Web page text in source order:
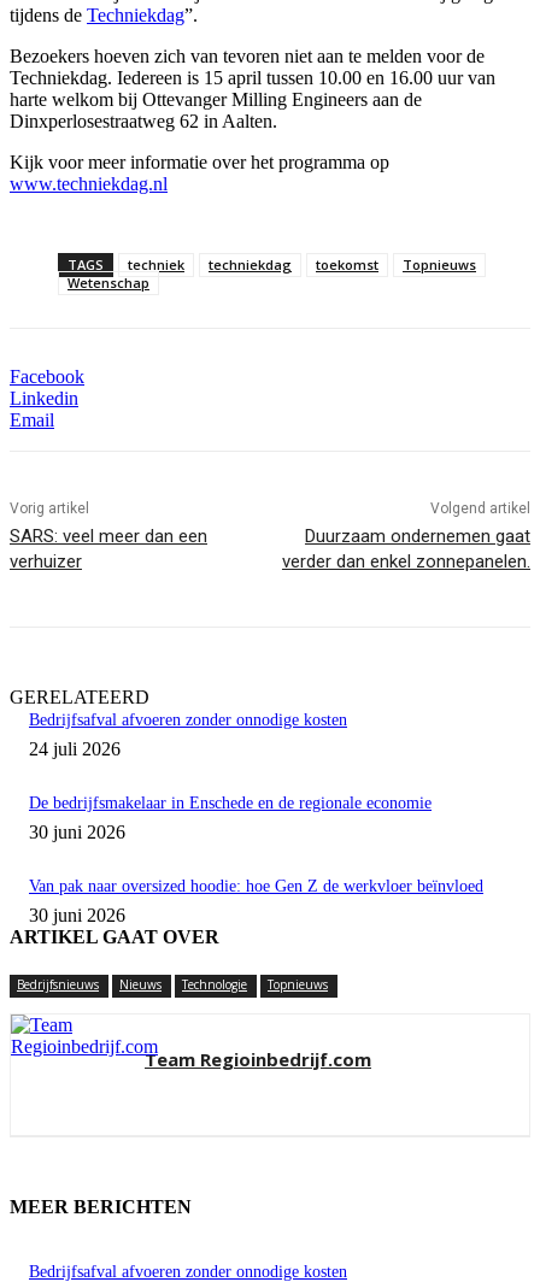
tijdens de Techniekdag”.
Bezoekers hoeven zich van tevoren niet aan te melden voor de
Techniekdag. Iedereen is 15 april tussen 10.00 en 16.00 uur van
harte welkom bij Ottevanger Milling Engineers aan de
Dinxperlosestraatweg 62 in Aalten.
Kijk voor meer informatie over het programma op
www.techniekdag.nl
TAGS techniek techniekdag toekomst
Topnieuws
Wetenschap
Facebook
Linkedin
Email
Vorig artikel
SARS: veel meer dan een
verhuizer
Volgend artikel
Duurzaam ondernemen gaat
verder dan enkel zonnepanelen.
GERELATEERD
Bedrijfsafval afvoeren zonder onnodige kosten
24 juli 2026
De bedrijfsmakelaar in Enschede en de regionale economie
30 juni 2026
Van pak naar oversized hoodie: hoe Gen Z de werkvloer beïnvloed
30 juni 2026
ARTIKEL GAAT OVER
Bedrijfsnieuws Nieuws Technologie Topnieuws
Team Regioinbedrijf.com
MEER BERICHTEN
Bedrijfsafval afvoeren zonder onnodige kosten